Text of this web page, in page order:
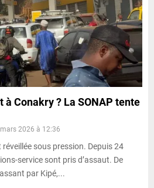
Conakry ? La SONAP tente
2026 à 12:36
réveillée sous pression. Depuis 24
service sont pris d’assaut. De
par Kipé,...